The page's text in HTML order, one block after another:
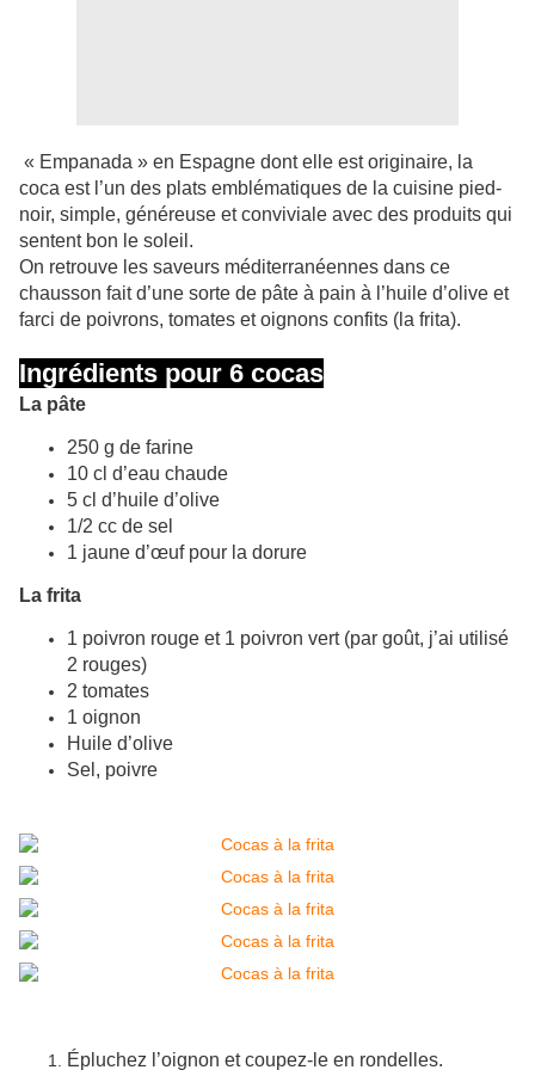
« Empanada » en Espagne dont elle est originaire, la
coca est l’un des plats emblématiques de la cuisine pied-
noir, simple, généreuse et conviviale avec des produits qui
sentent bon le soleil.
On retrouve les saveurs méditerranéennes dans ce
chausson fait d’une sorte de pâte à pain à l’huile d’olive et
farci de poivrons, tomates et oignons confits (la frita).
Ingrédients pour 6 cocas
La pâte
250 g de farine
10 cl d’eau chaude
5 cl d’huile d’olive
1/2 cc de sel
1 jaune d’œuf pour la dorure
La frita
1 poivron rouge et 1 poivron vert (par goût, j’ai utilisé
2 rouges)
2 tomates
1 oignon
Huile d’olive
Sel, poivre
Épluchez l’oignon et coupez-le en rondelles.